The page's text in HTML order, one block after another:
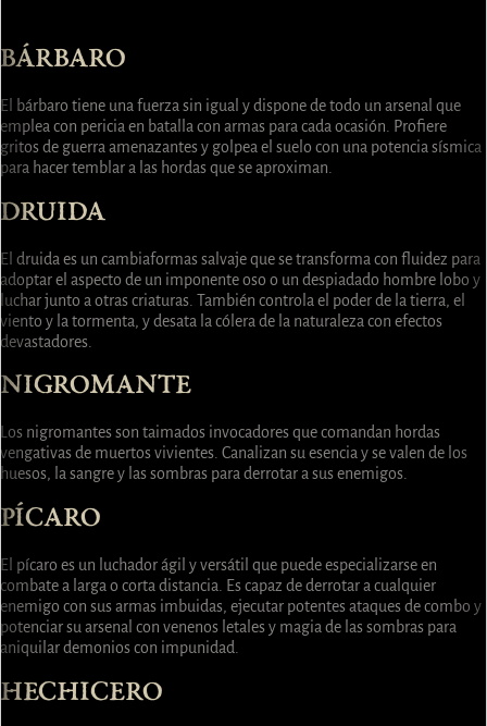
BÁRBARO
El bárbaro tiene una fuerza sin igual y dispone de todo un arsenal que
emplea con pericia en batalla con armas para cada ocasión. Profiere
gritos de guerra amenazantes y golpea el suelo con una potencia sísmica
para hacer temblar a las hordas que se aproximan.
DRUIDA
El druida es un cambiaformas salvaje que se transforma con fluidez para
adoptar el aspecto de un imponente oso o un despiadado hombre lobo y
luchar junto a otras criaturas. También controla el poder de la tierra, el
viento y la tormenta, y desata la cólera de la naturaleza con efectos
devastadores.
NIGROMANTE
Los nigromantes son taimados invocadores que comandan hordas
vengativas de muertos vivientes. Canalizan su esencia y se valen de los
huesos, la sangre y las sombras para derrotar a sus enemigos.
PÍCARO
El pícaro es un luchador ágil y versátil que puede especializarse en
combate a larga o corta distancia. Es capaz de derrotar a cualquier
enemigo con sus armas imbuidas, ejecutar potentes ataques de combo y
potenciar su arsenal con venenos letales y magia de las sombras para
aniquilar demonios con impunidad.
HECHICERO